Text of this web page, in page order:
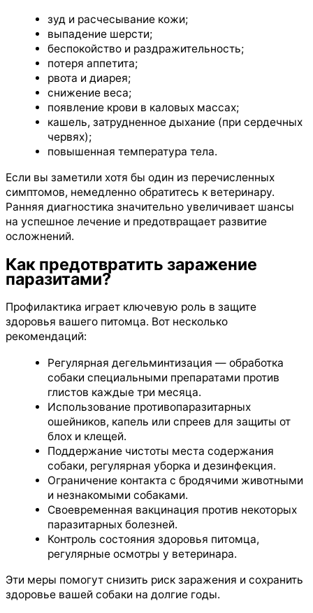
зуд и расчесывание кожи;
выпадение шерсти;
беспокойство и раздражительность;
потеря аппетита;
рвота и диарея;
снижение веса;
появление крови в каловых массах;
кашель, затрудненное дыхание (при сердечных
червях);
повышенная температура тела.
Если вы заметили хотя бы один из перечисленных
симптомов, немедленно обратитесь к ветеринару.
Ранняя диагностика значительно увеличивает шансы
на успешное лечение и предотвращает развитие
осложнений.
Как предотвратить заражение
паразитами?
Профилактика играет ключевую роль в защите
здоровья вашего питомца. Вот несколько
рекомендаций:
Регулярная дегельминтизация — обработка
собаки специальными препаратами против
глистов каждые три месяца.
Использование противопаразитарных
ошейников, капель или спреев для защиты от
блох и клещей.
Поддержание чистоты места содержания
собаки, регулярная уборка и дезинфекция.
Ограничение контакта с бродячими животными
и незнакомыми собаками.
Своевременная вакцинация против некоторых
паразитарных болезней.
Контроль состояния здоровья питомца,
регулярные осмотры у ветеринара.
Эти меры помогут снизить риск заражения и сохранить
здоровье вашей собаки на долгие годы.